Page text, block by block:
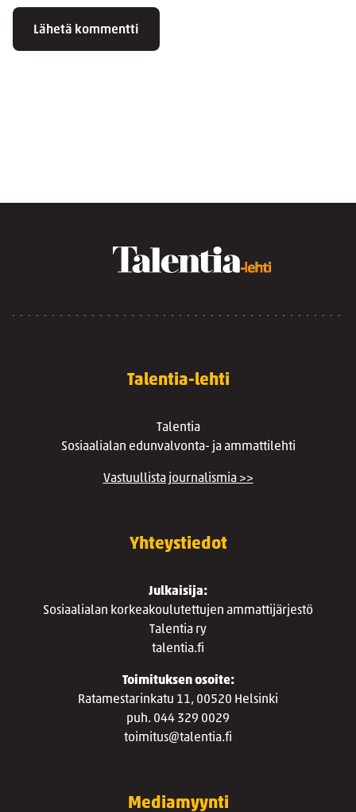
Talentia-lehti
Talentia
Sosiaalialan edunvalvonta- ja ammattilehti
Vastuullista journalismia >>
Yhteystiedot
Julkaisija:
Sosiaalialan korkeakoulutettujen ammattijärjestö
Talentia ry
talentia.fi
Toimituksen osoite:
Ratamestarinkatu 11, 00520 Helsinki
puh. 044 329 0029
toimitus@talentia.fi
Mediamyynti